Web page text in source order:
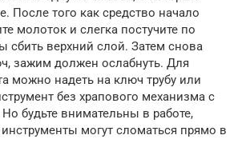
После того как средство начало
молоток и слегка постучите по
сбить верхний слой. Затем снова
зажим должен ослабнуть. Для
можно надеть на ключ трубу или
без храпового механизма с
будьте внимательны в работе,
могут сломаться прямо в